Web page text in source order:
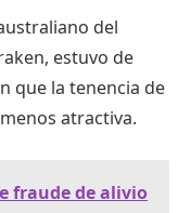
del
estuvo de
que la tenencia de
atractiva.
fraude de alivio